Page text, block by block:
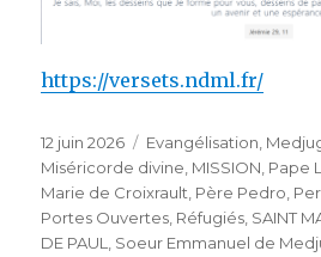
https://versets.ndml.fr/
Publié
le
12 juin 2026 Catégories
Evangélisation
Miséricorde divine MISSION Pape
Marie de Croixrault Père Pedro
Portes Ouvertes Réfugiés SAINT
DE PAUL
Soeur Emmanuel de